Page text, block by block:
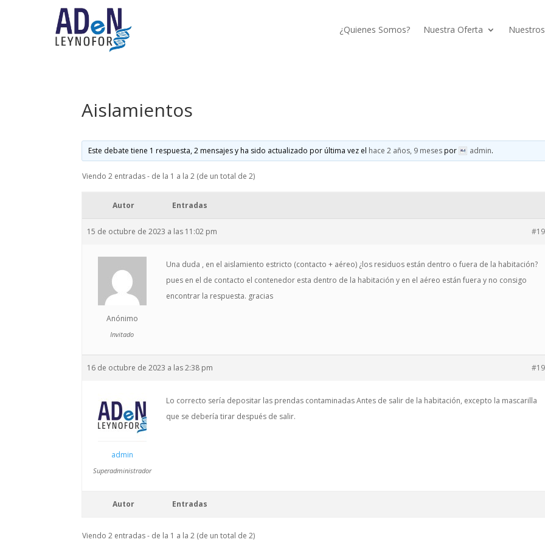
¿Quienes Somos? Nuestra Oferta
Aislamientos
Este debate tiene 1 respuesta, 2 mensajes y ha sido actualizado por última vez el hace 2 años, 9 mesespor admin.
Viendo 2 entradas - de la 1 a la 2 (de un total de 2)
Autor Entradas
15 de octubre de 2023 a las 11:02 pm
Anónimo
Invitado
Una duda , en el aislamiento estricto (contacto + aéreo) ¿los residuos están dentro o fuera de la habitación?
pues en el de contacto el contenedor esta dentro de la habitación y en el aéreo están fuera y no consigo
encontrar la respuesta. gracias
16 de octubre de 2023 a las 2:38 pm
admin
Superadministrador
Lo correcto sería depositar las prendas contaminadas Antes de salir de la habitación, excepto la mascarilla
que se debería tirar después de salir.
Autor Entradas
Viendo 2 entradas - de la 1 a la 2 (de un total de 2)